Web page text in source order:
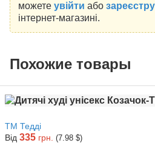
можете увійти або
інтернет-магазині.
Похожие товары
ТМ Тедді
Від 335 грн. (7.98 $)